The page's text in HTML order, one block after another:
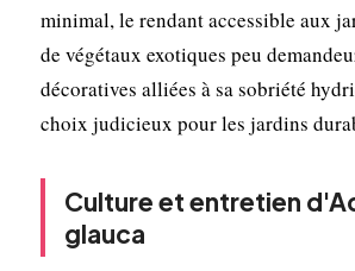
minimal, le rendant accessible aux
de végétaux exotiques peu
décoratives alliées à sa sobriété
choix judicieux pour les jardins
Culture et entretien
glauca